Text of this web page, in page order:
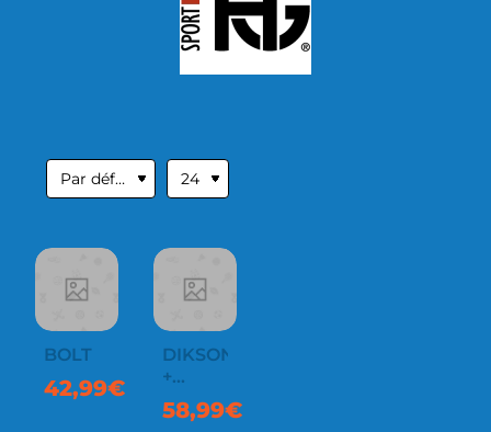
BOLT
42,99€
DIKSON
+
DIKSON
PANT
58,99€